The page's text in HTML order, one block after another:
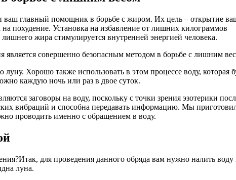
ваш главный помощник в борьбе с жиром. Их цель – открытие
похудение. Установка на избавление от лишних килограммов
жира стимулируется внутренней энергией человека.
совершенно безопасным методом в борьбе с лишним
Хорошо также использовать в этом процессе воду, которая
каждую ночь или раз в двое суток.
заговоры на воду, поскольку с точки зрения эзотерики
вибраций и способна передавать информацию. Мы
проводить именно с обращением в воду.
Итак, для проведения данного обряда вам нужно налить воду
луна.